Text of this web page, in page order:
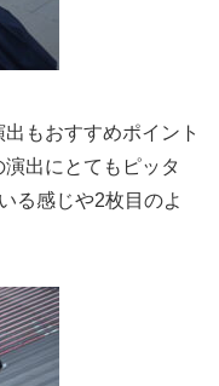
もおすすめポイント
出にとてもピッタ
る感じや2枚目のよ